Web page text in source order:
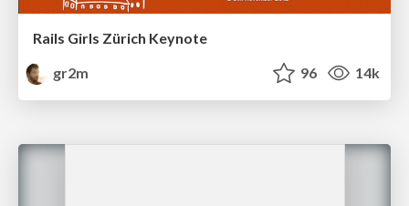
Rails Girls Zürich Keynote
gr2m
96 14k